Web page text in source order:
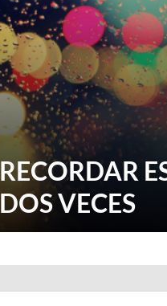
RECORDAR
DOS VECES